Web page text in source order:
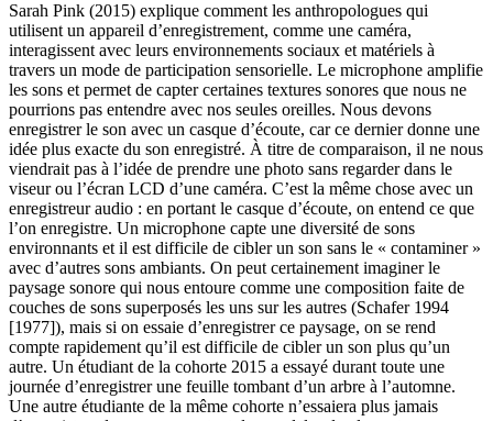
Sarah Pink (2015) explique comment les anthropologues qui
utilisent un appareil d’enregistrement, comme une caméra,
interagissent avec leurs environnements sociaux et matériels à
travers un mode de participation sensorielle. Le microphone amplifie
les sons et permet de capter certaines textures sonores que nous ne
pourrions pas entendre avec nos seules oreilles. Nous devons
enregistrer le son avec un casque d’écoute, car ce dernier donne une
idée plus exacte du son enregistré. À titre de comparaison, il ne nous
viendrait pas à l’idée de prendre une photo sans regarder dans le
viseur ou l’écran LCD d’une caméra. C’est la même chose avec un
enregistreur audio : en portant le casque d’écoute, on entend ce que
l’on enregistre. Un microphone capte une diversité de sons
environnants et il est difficile de cibler un son sans le « contaminer »
avec d’autres sons ambiants. On peut certainement imaginer le
paysage sonore qui nous entoure comme une composition faite de
couches de sons superposés les uns sur les autres (Schafer 1994
[1977]), mais si on essaie d’enregistrer ce paysage, on se rend
compte rapidement qu’il est difficile de cibler un son plus qu’un
autre. Un étudiant de la cohorte 2015 a essayé durant toute une
journée d’enregistrer une feuille tombant d’un arbre à l’automne.
Une autre étudiante de la même cohorte n’essaiera plus jamais